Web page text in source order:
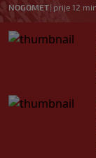
NOGOMET| prije 12 min